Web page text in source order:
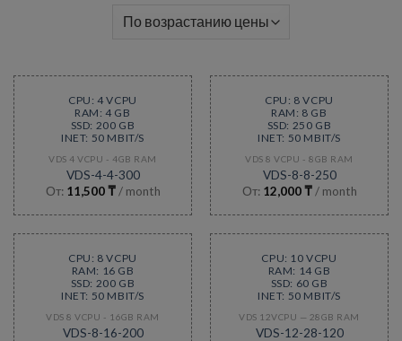
CPU: 4 VCPU
RAM: 4 GB
SSD: 200 GB
INET: 50 MBIT/S
VDS 4 VCPU - 4GB RAM
VDS-4-4-300
От: 11,500₸ / month
CPU: 8 VCPU
RAM: 8 GB
SSD: 250 GB
INET: 50 MBIT/S
VDS 8 VCPU - 8GB RAM
VDS-8-8-250
От: 12,000₸ / month
CPU: 8 VCPU
RAM: 16 GB
SSD: 200 GB
INET: 50 MBIT/S
VDS 8 VCPU - 16GB RAM
VDS-8-16-200
CPU: 10 VCPU
RAM: 14 GB
SSD: 60 GB
INET: 50 MBIT/S
VDS 12VCPU — 28GB RAM
VDS-12-28-120